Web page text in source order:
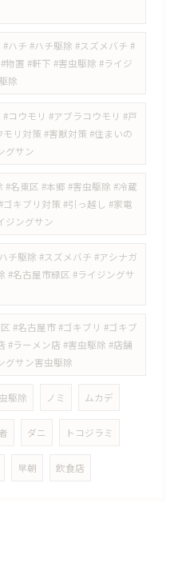
#ハチ #ハチ駆除 #スズメバチ #
物置 #軒下 #害虫駆除 #ライジ
除
#コウモリ #アブラコウモリ #戸
モリ対策 #害獣対策 #住まいの
グサン
#名東区 #本郷 #害虫駆除 #冷蔵
ゴキブリ対策 #引っ越し #家電
ジングサン
チ駆除 #スズメバチ #アシナガ
#名古屋市緑区 #ライジングサ
#名古屋市 #ゴキブリ #ゴキブ
#ラーメン店 #害虫駆除 #店舗
グサン害虫駆除
駆除 ノミ ムカデ
ダニ トコジラミ
早朝 飲食店